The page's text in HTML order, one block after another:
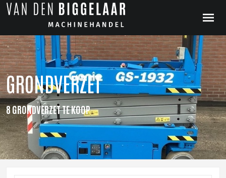
GRONDVERZET
8 GRONDVERZET TE KOOP